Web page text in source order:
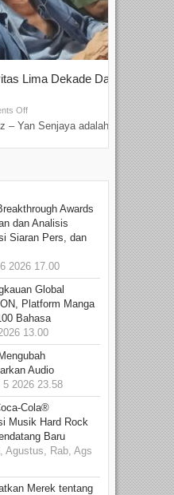
Lima Dekade Dalam
Off
– Yan Senjaya adalah...
Awards
dan Analisis
Siaran Pers, dan
2026 17.00
Global
Platform Manga
Bahasa
13.00
Audio
2026 23.58
Cola®
Musik Hard Rock
Baru
Agustus, Rab, Ags
Merek tentang